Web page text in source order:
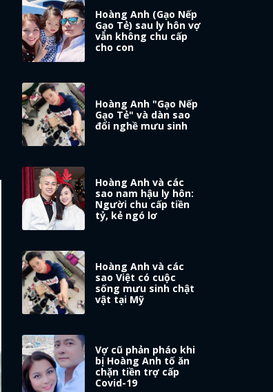
Hoàng Anh (Gạo Nếp
Gạo Tẻ) sau ly hôn vợ
vẫn không chu cấp
cho con
Hoàng Anh "Gạo Nếp
Gạo Tẻ" và dàn sao
đổi nghề mưu sinh
Hoàng Anh và các
sao nam hậu ly hôn:
Người chu cấp tiền
tỷ, kẻ ngó lơ
Hoàng Anh và các
sao Việt có cuộc
sống mưu sinh chật
vật tại Mỹ
Vợ cũ phản pháo khi
bị Hoàng Anh tố ăn
chặn tiền trợ cấp
Covid-19